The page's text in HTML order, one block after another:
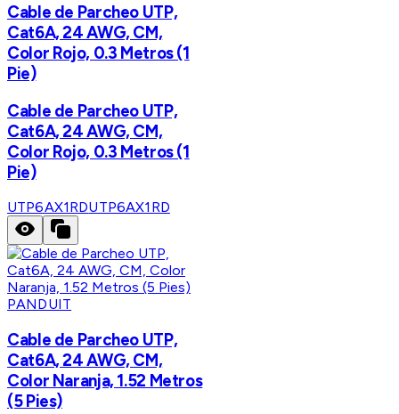
Cable de Parcheo UTP,
Cat6A, 24 AWG, CM,
Color Rojo, 0.3 Metros (1
Pie)
Cable de Parcheo UTP,
Cat6A, 24 AWG, CM,
Color Rojo, 0.3 Metros (1
Pie)
UTP6AX1RDUTP6AX1RD
PANDUIT
Cable de Parcheo UTP,
Cat6A, 24 AWG, CM,
Color Naranja, 1.52 Metros
(5 Pies)